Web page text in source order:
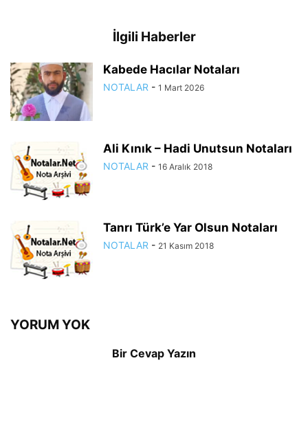
İlgili Haberler
Kabede Hacılar Notaları
NOTALAR - 1 Mart 2026
Ali Kınık – Hadi Unutsun Notaları
NOTALAR - 16 Aralık 2018
Tanrı Türk’e Yar Olsun Notaları
NOTALAR - 21 Kasım 2018
YORUM YOK
Bir Cevap Yazın